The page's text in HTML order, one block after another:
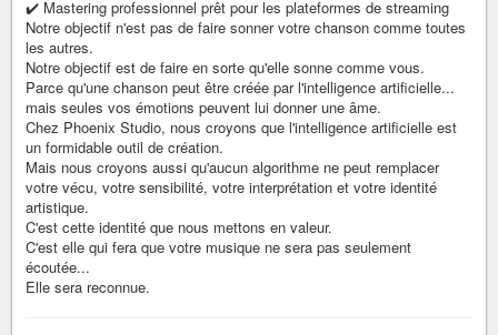
✔️ Mastering professionnel prêt pour les plateformes de streaming
Notre objectif n'est pas de faire sonner votre chanson comme toutes
les autres.
Notre objectif est de faire en sorte qu'elle sonne comme vous.
Parce qu'une chanson peut être créée par l'intelligence artificielle...
mais seules vos émotions peuvent lui donner une âme.
Chez Phoenix Studio, nous croyons que l'intelligence artificielle est
un formidable outil de création.
Mais nous croyons aussi qu'aucun algorithme ne peut remplacer
votre vécu, votre sensibilité, votre interprétation et votre identité
artistique.
C'est cette identité que nous mettons en valeur.
C'est elle qui fera que votre musique ne sera pas seulement
écoutée...
Elle sera reconnue.